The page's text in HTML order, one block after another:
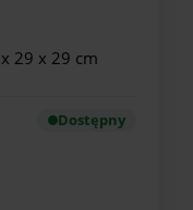
29 x 29 cm
Dostępny